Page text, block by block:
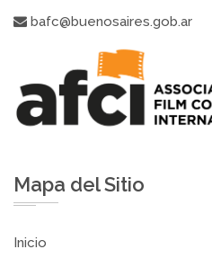
bafc@buenosaires.gob.ar
Mapa del Sitio
Inicio